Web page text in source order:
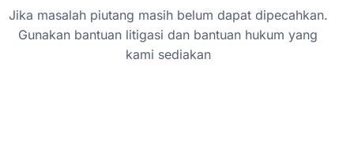
Jika masalah piutang masih belum dapat dipecahkan.
Gunakan bantuan litigasi dan bantuan hukum yang
kami sediakan